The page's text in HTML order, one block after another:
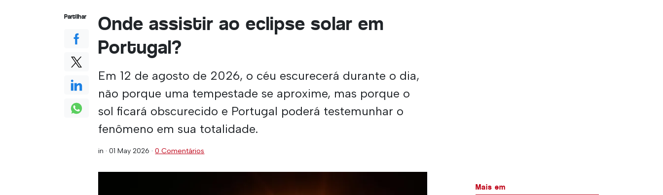
Onde assistir ao eclipse solar em
Portugal?
Em 12 de agosto de 2026, o céu escurecerá durante o dia,
não porque uma tempestade se aproxime, mas porque o
sol ficará obscurecido e Portugal poderá testemunhar o
fenômeno em sua totalidade.
in ·01 May 2026 ·0 Comentários
Partilhar
Mais em